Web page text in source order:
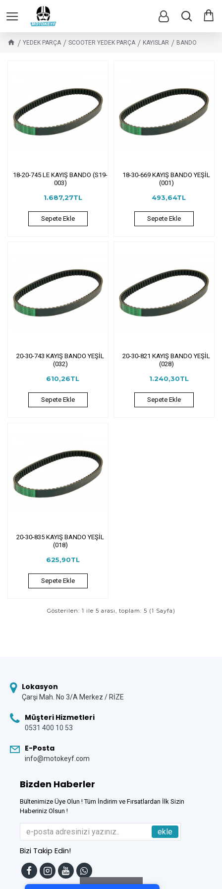
Tek Tıkla Ödeme Kolaylığı
7/24 Canlı Destek
YEDEK PARÇA SCOOTER YEDEK PARÇA KAYISLAR BANDO
18-20-745 LE KAYIŞ BANDO (S19-
003)
1.687,27TL
Sepete Ekle
18-30-669 KAYIŞ BANDO YEŞİL
(001)
493,64TL
Sepete Ekle
20-30-743 KAYIŞ BANDO YEŞİL
(032)
610,26TL
Sepete Ekle
20-30-821 KAYIŞ BANDO YEŞİL
(028)
1.240,30TL
Sepete Ekle
20-30-835 KAYIŞ BANDO YEŞİL
(018)
625,90TL
Sepete Ekle
Gösterilen: 1 ile 5 arası, toplam: 5 (1 Sayfa)
Lokasyon
Çarşi Mah. No 3/A Merkez / RİZE
Müşteri Hizmetleri
0531 400 10 53
E-Posta
info@motokeyf.com
Bizden Haberler
Bültenimize Üye Olun ! Tüm İndirim ve Fırsatlardan İlk Sizin
Haberiniz Olsun !
ekle
Bizi Takip Edin!